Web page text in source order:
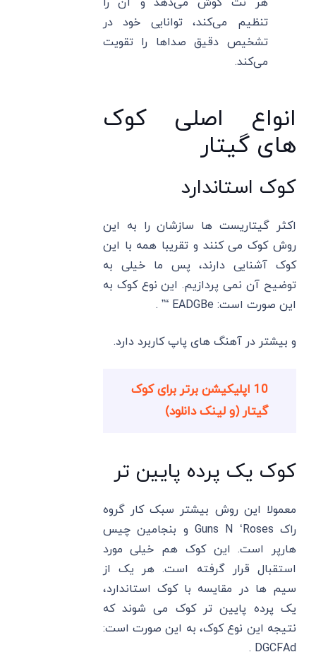
تنظیم می‌کند، توانایی خود در
تشخیص دقیق صداها را تقویت
می‌کند.
انواع اصلی کوک
های گیتار
کوک استاندارد
اکثر گیتاریست ها سازشان را به این
روش کوک می کنند و تقریبا همه با این
کوک آشنایی دارند، پس ما خیلی به
توضیح آن نمی پردازیم. این نوع کوک به
این صورت است: EADGBe “” .
و بیشتر در آهنگ های پاپ کاربرد دارد.
10 اپلیکیشن برتر برای کوک
گیتار (و لینک دانلود)
کوک یک پرده پایین تر
معمولا این روش بیشتر سبک کار گروه
راک Guns N ‘Roses و بنجامین چیس
هارپر است. این کوک هم خیلی مورد
استقبال قرار گرفته است. هر یک از
سیم ها در مقایسه با کوک استاندارد،
یک پرده پایین تر کوک می شوند که
نتیجه این نوع کوک، به این صورت است:
DGCFAd .